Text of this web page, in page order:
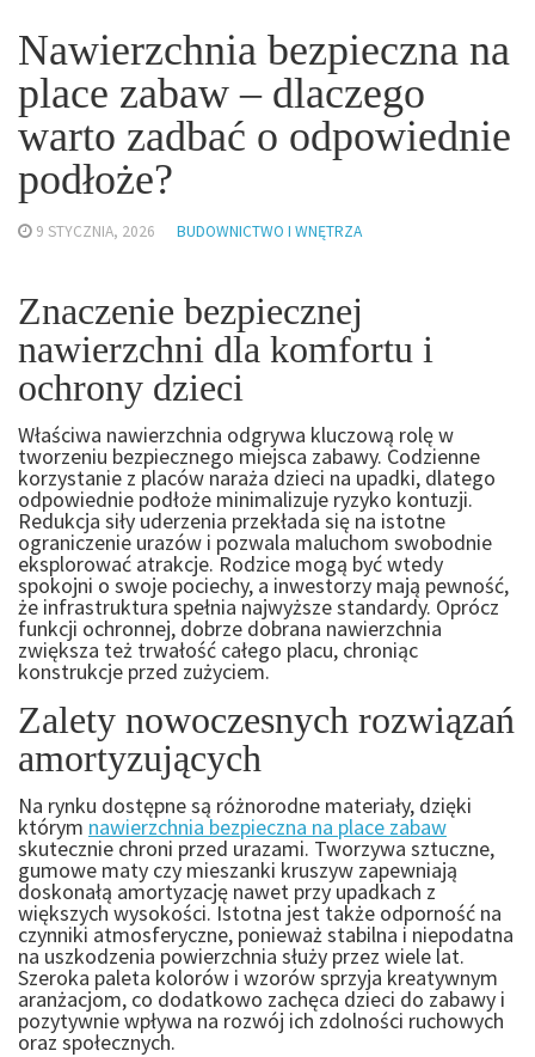
Nawierzchnia bezpieczna na
place zabaw – dlaczego
warto zadbać o odpowiednie
podłoże?
9 STYCZNIA, 2026 BUDOWNICTWO I WNĘTRZA
Znaczenie bezpiecznej
nawierzchni dla komfortu i
ochrony dzieci
Właściwa nawierzchnia odgrywa kluczową rolę w
tworzeniu bezpiecznego miejsca zabawy. Codzienne
korzystanie z placów naraża dzieci na upadki, dlatego
odpowiednie podłoże minimalizuje ryzyko kontuzji.
Redukcja siły uderzenia przekłada się na istotne
ograniczenie urazów i pozwala maluchom swobodnie
eksplorować atrakcje. Rodzice mogą być wtedy
spokojni o swoje pociechy, a inwestorzy mają pewność,
że infrastruktura spełnia najwyższe standardy. Oprócz
funkcji ochronnej, dobrze dobrana nawierzchnia
zwiększa też trwałość całego placu, chroniąc
konstrukcje przed zużyciem.
Zalety nowoczesnych rozwiązań
amortyzujących
Na rynku dostępne są różnorodne materiały, dzięki
którym nawierzchnia bezpieczna na place zabaw
skutecznie chroni przed urazami. Tworzywa sztuczne,
gumowe maty czy mieszanki kruszyw zapewniają
doskonałą amortyzację nawet przy upadkach z
większych wysokości. Istotna jest także odporność na
czynniki atmosferyczne, ponieważ stabilna i niepodatna
na uszkodzenia powierzchnia służy przez wiele lat.
Szeroka paleta kolorów i wzorów sprzyja kreatywnym
aranżacjom, co dodatkowo zachęca dzieci do zabawy i
pozytywnie wpływa na rozwój ich zdolności ruchowych
oraz społecznych.